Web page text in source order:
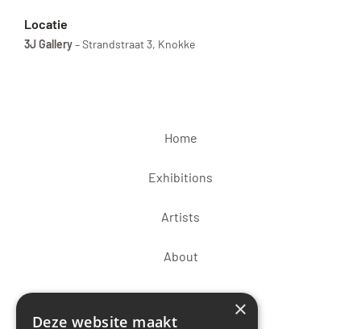
Locatie
3J Gallery– Strandstraat 3, Knokke
Home
Exhibitions
Artists
About
×
Deze website maakt